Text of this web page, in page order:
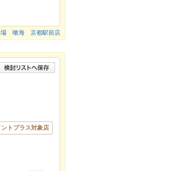
場 喰海 京都駅前店
ントプラス対象店